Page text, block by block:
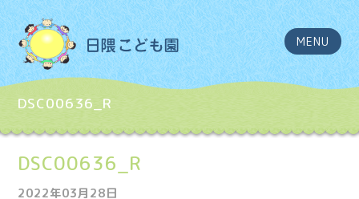
MENU
DSC00636_R
DSC00636_R
2022年03月28日